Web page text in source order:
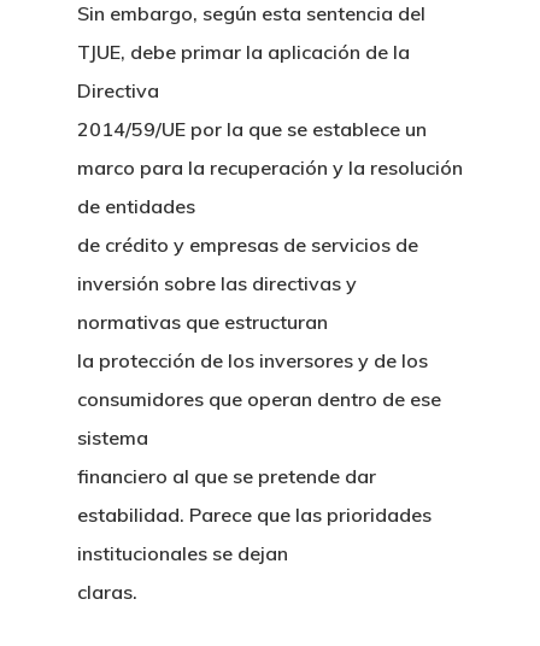
Sin embargo, según esta sentencia del
TJUE, debe primar la aplicación de la
Directiva
2014/59/UE por la que se establece un
marco para la recuperación y la resolución
de entidades
de crédito y empresas de servicios de
inversión sobre las directivas y
normativas que estructuran
la protección de los inversores y de los
consumidores que operan dentro de ese
sistema
financiero al que se pretende dar
estabilidad. Parece que las prioridades
institucionales se dejan
claras.